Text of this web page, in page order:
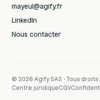
mayeul@agify.fr
LinkedIn
Nous contacter
© 2026 Agify SAS · Tous
Centre juridiqueCGV